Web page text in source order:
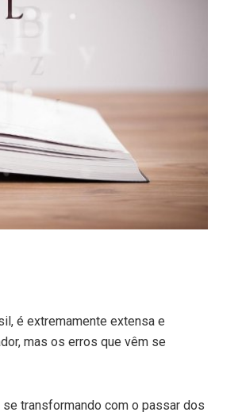
é extremamente extensa e
mas os erros que vêm se
transformando com o passar dos